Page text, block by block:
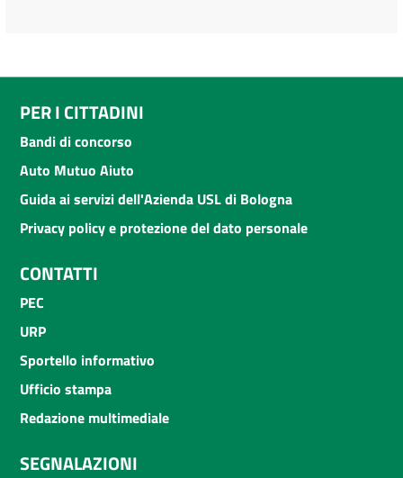
PER I CITTADINI
Bandi di concorso
Auto Mutuo Aiuto
Guida ai servizi dell'Azienda USL di Bologna
Privacy policy e protezione del dato personale
CONTATTI
PEC
URP
Sportello informativo
Ufficio stampa
Redazione multimediale
SEGNALAZIONI